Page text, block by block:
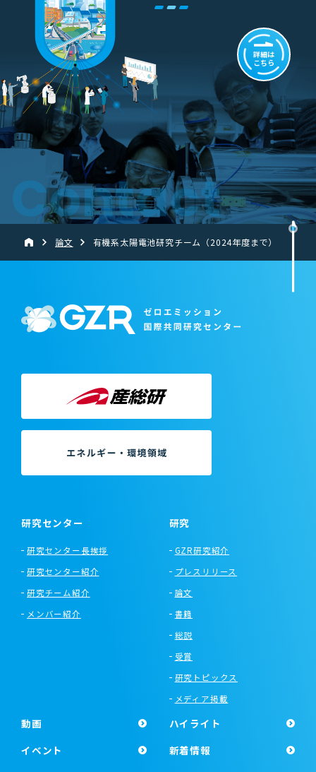
Contact
詳細は
こちら
論文 有機系太陽電池研究チーム（2024年度まで）
研究センター
研究センター長挨拶
研究センター紹介
研究チーム紹介
メンバー紹介
研究
GZR研究紹介
プレスリリース
論文
書籍
総説
受賞
研究トピックス
メディア掲載
動画
ハイライト
イベント
新着情報